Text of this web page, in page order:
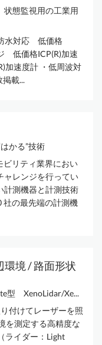
状態監視用の工業用
水対応 低価格
低価格ICP(R)加速
加速度計 ・低周波対
載...
かる”技術
ビリティ業界におい
ャレンジを行ってい
計測機器と計測技術
社の最先端の計測機
環境 / 路面形状
型 XenoLidar/Xe...
付けてレーザーを照
を測定する高精度な
ライダー：Light